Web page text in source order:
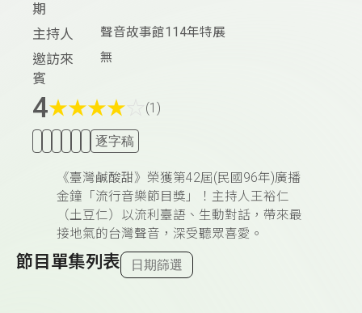
期
主持人 聲音故事館114年特展
邀訪來
賓
無
4★★★★ (1)
逐字稿
《臺灣鹹酸甜》榮獲第42屆(民國96年)廣播
金鐘「流行音樂節目獎」！主持人王裕仁
（土豆仁）以流利臺語、生動對話，帶來最
接地氣的台灣聲音，深受聽眾喜愛。
節目單集列表 日期篩選